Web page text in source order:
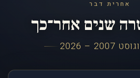
אחרית דבר
שנים אחר־כך